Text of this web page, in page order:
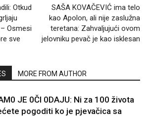
Otkud
Osmesi
sve
SAŠA KOVAČEVIĆ ima telo
kao Apolon, ali nije zaslužna
teretana: Zahvaljujući ovom
jelovniku pevač je kao isklesan
MORE FROM AUTHOR
JE 0Čl 0DAJU: Ni za 100 života
pogoditi ko je pjevačica sa